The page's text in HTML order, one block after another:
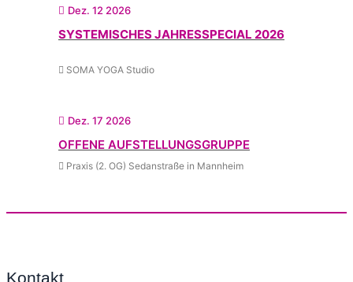
Dez. 12 2026
SYSTEMISCHES JAHRESSPECIAL 2026
SOMA YOGA Studio
Dez. 17 2026
OFFENE AUFSTELLUNGSGRUPPE
Praxis (2. OG) Sedanstraße in Mannheim
Kontakt